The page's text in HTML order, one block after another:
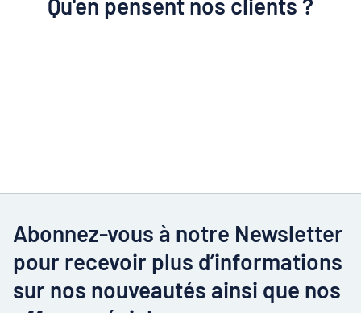
Qu'en pensent nos clients ?
Abonnez-vous à notre Newsletter
pour recevoir plus d’informations
sur nos nouveautés ainsi que nos